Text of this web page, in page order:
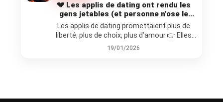
💔 Les applis de dating ont rendu les
gens jetables (et personne n’ose le
dire)
Les applis de dating promettaient plus de
liberté, plus de choix, plus d’amour.👉 Elles
ont surtout produit plus…
19/01/2026